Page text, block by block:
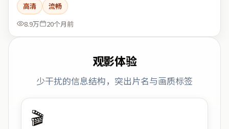
高清
流畅
8.9万
20个月前
观影体验
少干扰的信息结构，突出片名与画质标签
🎬